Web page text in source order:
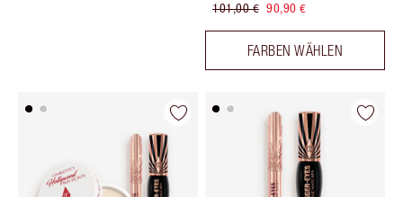
101,00 € 90,90 €
FARBEN WÄHLEN